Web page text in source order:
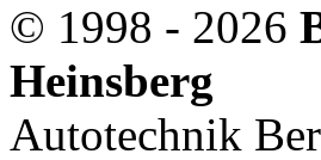
© 1998 - 2026
Heinsberg
Autotechnik